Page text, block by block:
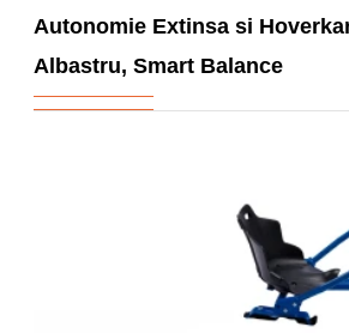
Autonomie Extinsa si
Albastru, Smart Balance